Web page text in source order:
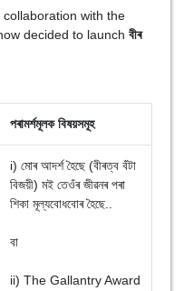
with the
decided to launch বীৰ
পৰামৰ্শমূলক বিষয়সমূহ
i) মোৰ আদৰ্শ হৈছে (বীৰত্ব বঁটা
বিজয়ী) মই তেওঁৰ জীৱনৰ পৰা
শিকা মূল্যবোধবোৰ হৈছে..
বা
ii) The Gallantry Award